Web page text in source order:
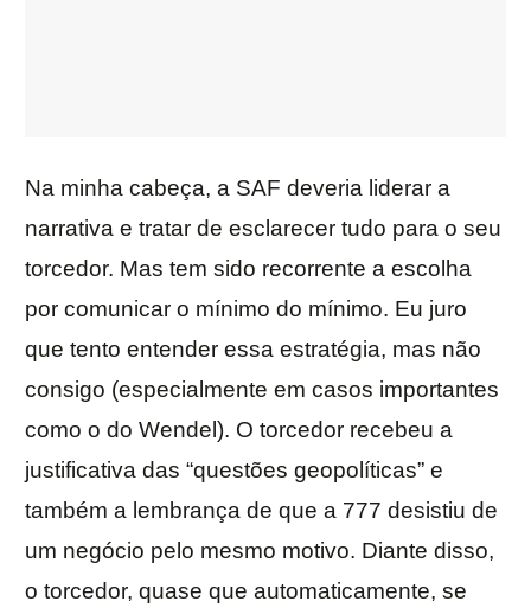
Na minha cabeça, a SAF deveria liderar a
narrativa e tratar de esclarecer tudo para o seu
torcedor. Mas tem sido recorrente a escolha
por comunicar o mínimo do mínimo. Eu juro
que tento entender essa estratégia, mas não
consigo (especialmente em casos importantes
como o do Wendel). O torcedor recebeu a
justificativa das “questões geopolíticas” e
também a lembrança de que a 777 desistiu de
um negócio pelo mesmo motivo. Diante disso,
o torcedor, quase que automaticamente, se